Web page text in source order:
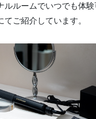
ルルームでいつでも体
ご紹介しています。